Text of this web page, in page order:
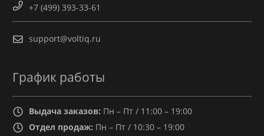
+7 (499) 393-33-61
support@voltiq.ru
График работы
Выдача заказов: Пн – Пт / 11:00 – 19:00
Отдел продаж: Пн – Пт / 10:30 – 19:00